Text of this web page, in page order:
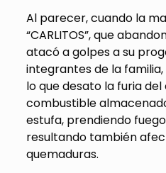
Al parecer, cuando la
“CARLITOS”, que
atacó a golpes a su
integrantes de la
lo que desato la furia
combustible
estufa, prendiendo
resultando también
quemaduras.